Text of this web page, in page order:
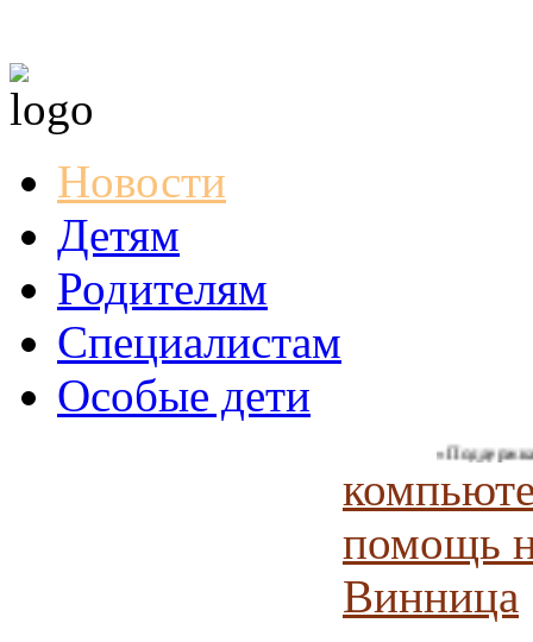
Новости
Детям
Родителям
Специалистам
Особые дети
«Поддержка и
помощь
Винница